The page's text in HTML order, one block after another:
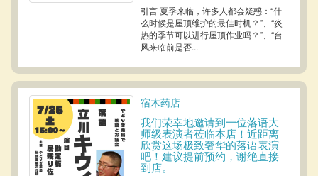
引言 夏季来临，许多人都会疑惑：“什
么时候是屋顶维护的最佳时机？”、“炎
热的季节可以进行屋顶作业吗？”、“台
风来临前是否...
宿木药店
我们荣幸地邀请到一位落语大
师级表演者莅临本店！近距离
欣赏这场极致奢华的落语表演
吧！建议提前预约，谢绝直接
到店。